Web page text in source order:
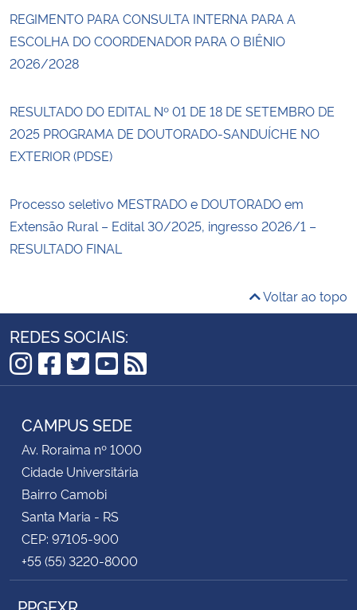
REGIMENTO PARA CONSULTA INTERNA PARA A
ESCOLHA DO COORDENADOR PARA O BIÊNIO
2026/2028
RESULTADO DO EDITAL Nº 01 DE 18 DE SETEMBRO DE
2025 PROGRAMA DE DOUTORADO-SANDUÍCHE NO
EXTERIOR (PDSE)
Processo seletivo MESTRADO e DOUTORADO em
Extensão Rural – Edital 30/2025, ingresso 2026/1 –
RESULTADO FINAL
Voltar ao topo
REDES SOCIAIS:
Instagram
Facebook
Twitter
YouTube
RSS
CAMPUS SEDE
Av. Roraima nº 1000
Cidade Universitária
Bairro Camobi
Santa Maria - RS
CEP: 97105-900
+55 (55) 3220-8000